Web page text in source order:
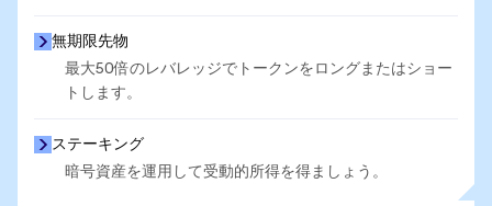
無期限先物
最大50倍のレバレッジでトークンをロングまたはショー
トします。
ステーキング
暗号資産を運用して受動的所得を得ましょう。